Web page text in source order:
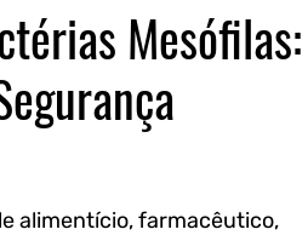
alimentício, farmacêutico,